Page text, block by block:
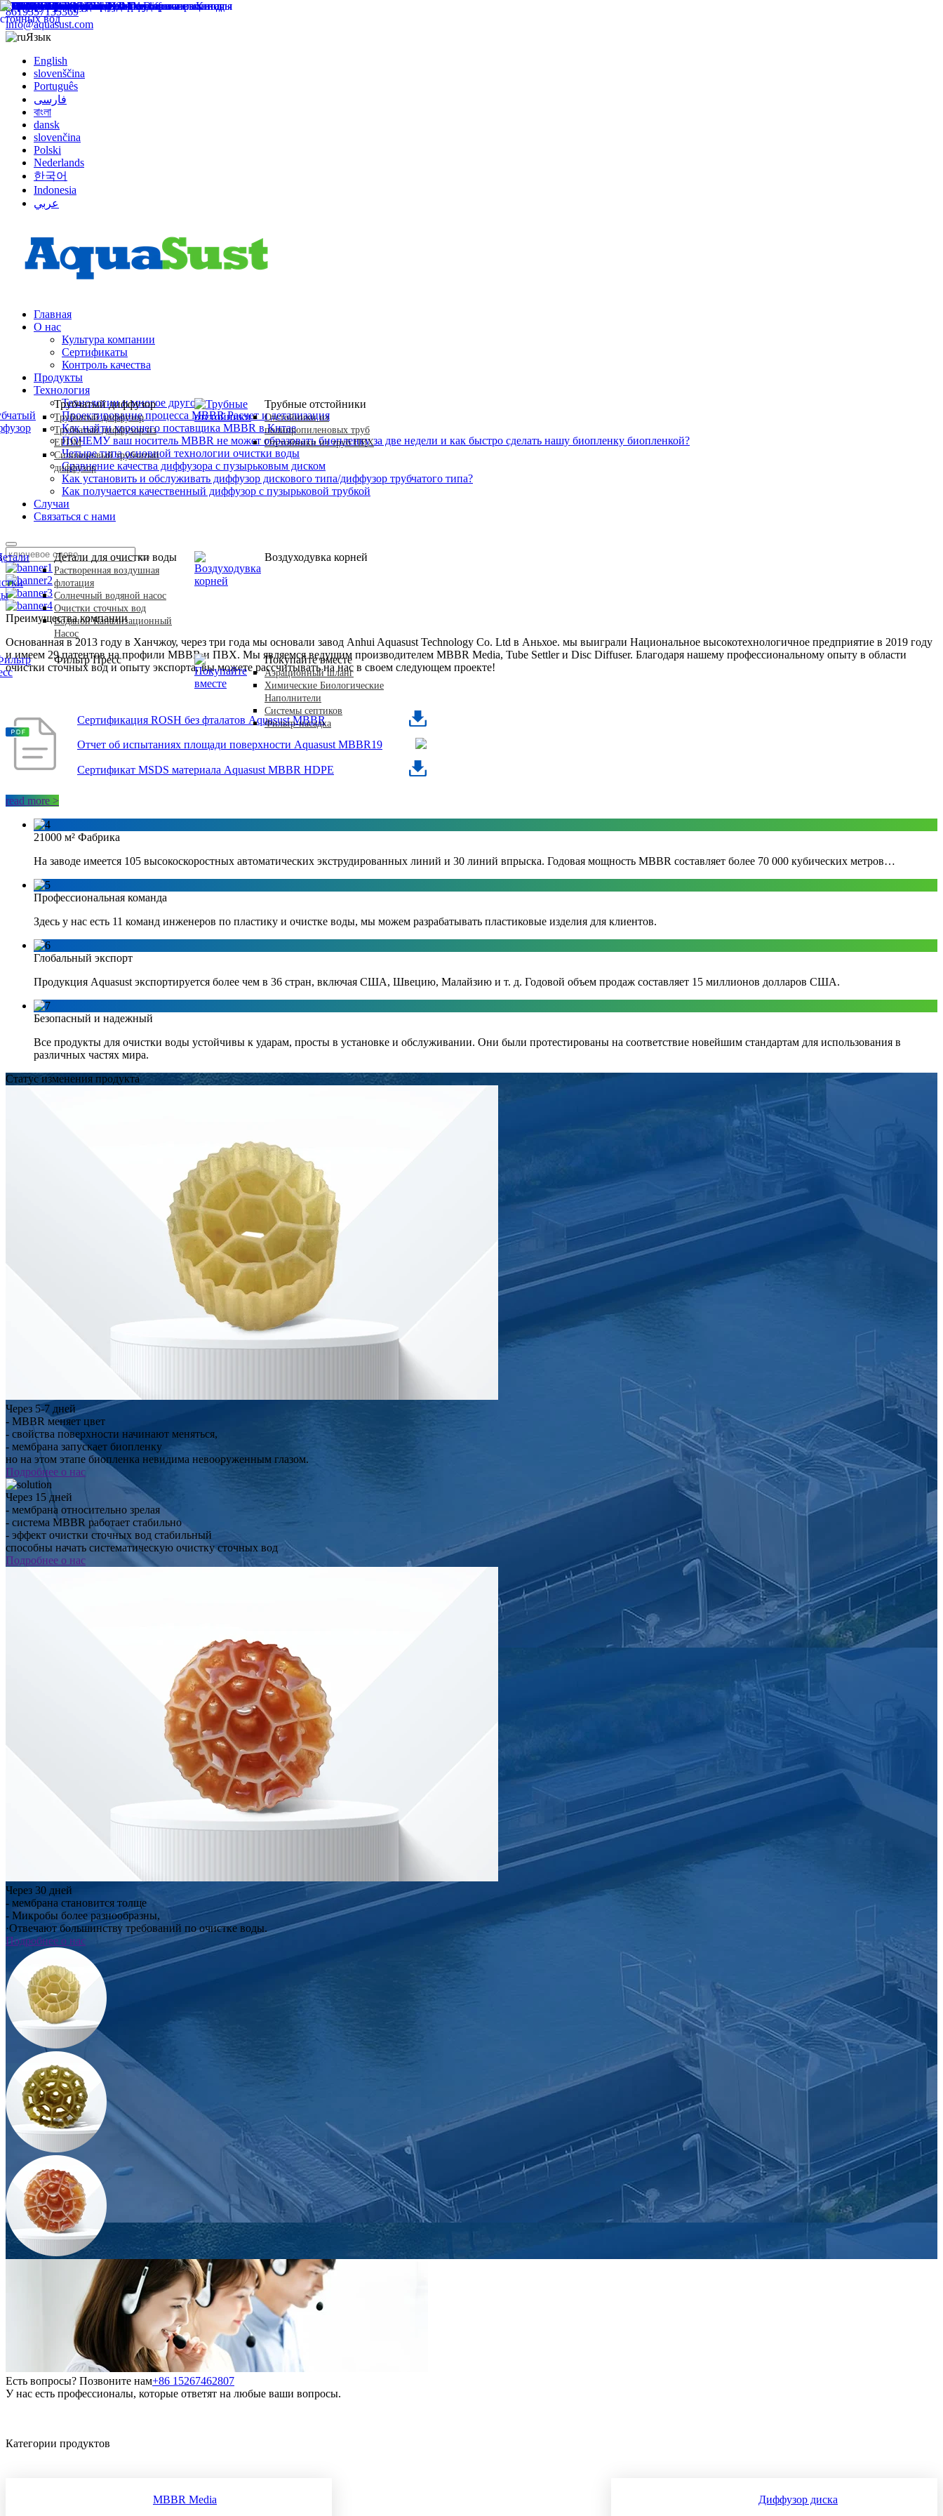
8619357135369
info@aquasust.com
Язык
English
slovenščina
Português
فارسی
বাংলা
dansk
slovenčina
Polski
Nederlands
한국어
Indonesia
عربي
Главная
О нас
Культура компании
Сертификаты
Контроль качества
Продукты
Трубчатый диффузор
Трубчатый диффузор
Трубчатый диффузор из
EPDM
Силиконовый трубчатый
диффузор
Трубные отстойники
Отстойники из
полипропиленовых труб
Отстойники из труб ПВХ
Детали для очистки воды
Растворенная воздушная
флотация
Солнечный водяной насос
Очистки сточных вод
Водяной Канализационный
Насос
Воздуходувка корней
Фильтр Пресс Покупайте вместе
Аэрационный шланг
Химические Биологические
Наполнители
Системы септиков
Фильтр-насадка
Технология
Технологии и многое другое
Проектирование процесса MBBR Расчет и детализация
Как найти хорошего поставщика MBBR в Китае
ПОЧЕМУ ваш носитель MBBR не может образовать биопленку за две недели и как быстро сделать нашу биопленку биопленкой?
Четыре типа основной технологии очистки воды
Сравнение качества диффузора с пузырьковым диском
Как установить и обслуживать диффузор дискового типа/диффузор трубчатого типа?
Как получается качественный диффузор с пузырьковой трубкой
Случаи
Связаться с нами
Преимущества компании
Основанная в 2013 году в Ханчжоу, через три года мы основали завод Anhui Aquasust Technology Co. Ltd в Аньхое. мы выиграли Национальное высокотехнологичное предприятие в 2019 году
и имеем 29 патентов на профили MBBR и ПВХ. Мы являемся ведущим производителем MBBR Media, Tube Settler и Disc Diffuser. Благодаря нашему профессиональному опыту в области
очистки сточных вод и опыту экспорта, вы можете рассчитывать на нас в своем следующем проекте!
Сертификация ROSH без фталатов Aquasust MBBR
Отчет об испытаниях площади поверхности Aquasust MBBR19
Сертификат MSDS материала Aquasust MBBR HDPE
read more >
21000 м² Фабрика
На заводе имеется 105 высокоскоростных автоматических экструдированных линий и 30 линий впрыска. Годовая мощность MBBR составляет более 70 000 кубических метров…
Профессиональная команда
Здесь у нас есть 11 команд инженеров по пластику и очистке воды, мы можем разрабатывать пластиковые изделия для клиентов.
Глобальный экспорт
Продукция Aquasust экспортируется более чем в 36 стран, включая США, Швецию, Малайзию и т. д. Годовой объем продаж составляет 15 миллионов долларов США.
Безопасный и надежный
Все продукты для очистки воды устойчивы к ударам, просты в установке и обслуживании. Они были протестированы на соответствие новейшим стандартам для использования в
различных частях мира.
Статус изменения продукта
Через 5-7 дней
- MBBR меняет цвет
- свойства поверхности начинают меняться,
- мембрана запускает биопленку
но на этом этапе биопленка невидима невооруженным глазом.
Подробнее о нас
Через 15 дней
- мембрана относительно зрелая
- система MBBR работает стабильно
- эффект очистки сточных вод стабильный
способны начать систематическую очистку сточных вод
Подробнее о нас
Через 30 дней
- мембрана становится толще
- Микробы более разнообразны,
·Отвечают большинству требований по очистке воды.
Подробнее о нас
Есть вопросы? Позвоните нам+86 15267462807
У нас есть профессионалы, которые ответят на любые ваши вопросы.
Категории продуктов
MBBR Media Диффузор диска